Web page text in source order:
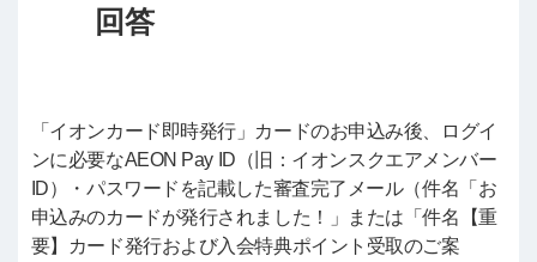
「イオンカード即時発行」カードのお申込み後、ログイ
ンに必要なAEON Pay ID（旧：イオンスクエアメンバー
ID）・パスワードを記載した審査完了メール（件名「お
申込みのカードが発行されました！」または「件名【重
要】カード発行および入会特典ポイント受取のご案